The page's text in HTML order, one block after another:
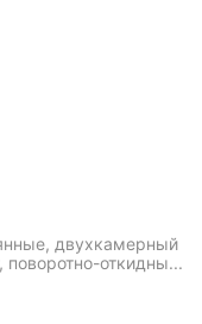
двухкамерный
поворотно-откидны...